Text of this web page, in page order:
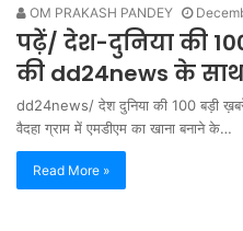
OM PRAKASH PANDEY
पढ़ें/ देश-दुनिया की
की dd24news के
dd24news/ देश दुनिया की 100 बड़ी
वैदहा ग्राम में एमडीएम का खाना बनाने के…
Read More »